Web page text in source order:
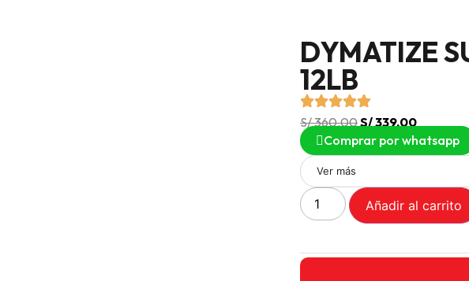
DYMATIZE
12LB
S/360.00S/339.00
Comprar por whatsapp
Ver más
Añadir al carrito